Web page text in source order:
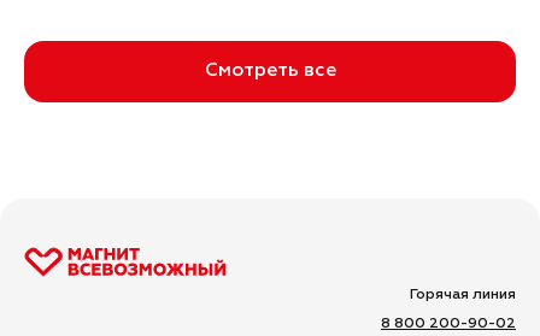
Смотреть все
Горячая линия
8 800 200-90-02